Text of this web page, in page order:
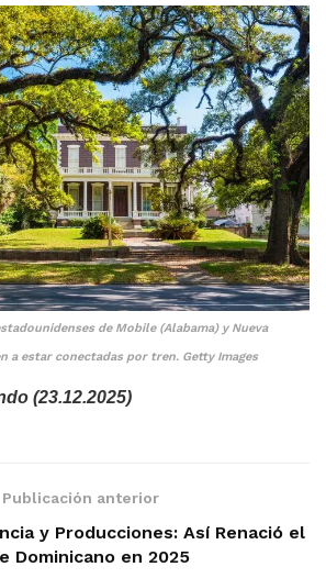
de Mobile (Alabama) y Nueva
a estar conectadas por tren. Getty Images
(23.12.2025)
Publicación anterior
y Producciones: Así Renació el
Dominicano en 2025